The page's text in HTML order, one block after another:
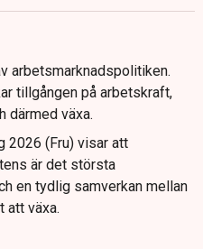
arbetsmarknadspolitiken.
tillgången på arbetskraft,
därmed växa.
2026 (Fru) visar att
är det största
en tydlig samverkan mellan
att växa.